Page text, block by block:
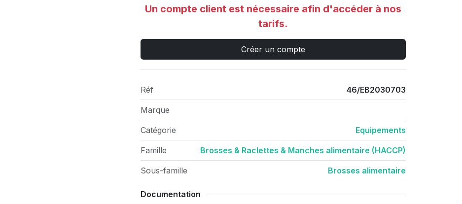
Un compte client est nécessaire afin d'accéder à nos
tarifs.
Créer un compte
Réf 46/EB2030703
Marque
Catégorie Equipements
Famille Brosses & Raclettes & Manches alimentaire (HACCP)
Sous-famille Brosses alimentaire
Documentation